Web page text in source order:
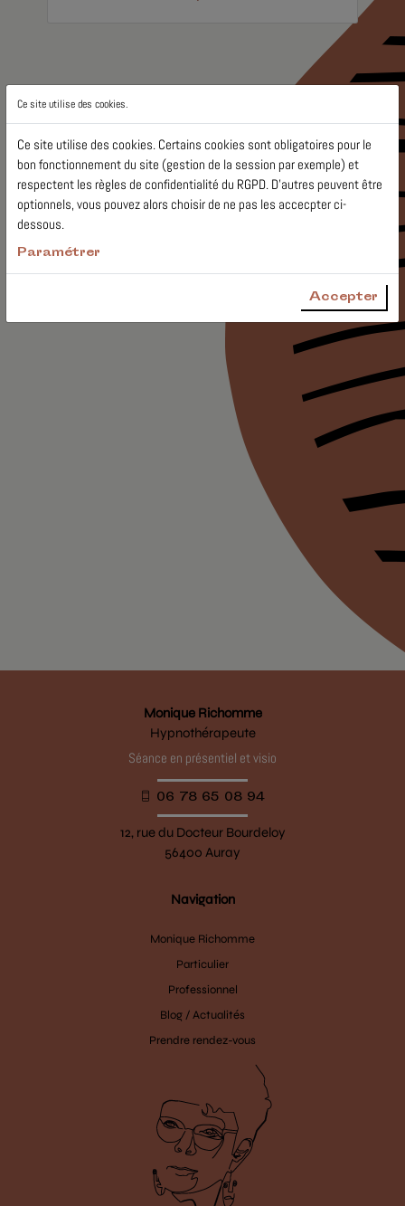
Monique Richomme
Hypnothérapeute
Séance en présentiel et visio
06 78 65 08 94
12, rue du Docteur Bourdeloy
56400 Auray
Navigation
Monique Richomme
Particulier
Professionnel
Blog / Actualités
Prendre rendez-vous
Ce site utilise des cookies.
Ce site utilise des cookies. Certains cookies sont obligatoires pour le
bon fonctionnement du site (gestion de la session par exemple) et
respectent les règles de confidentialité du RGPD. D'autres peuvent être
optionnels, vous pouvez alors choisir de ne pas les accecpter ci-
dessous.
Paramétrer
Accepter